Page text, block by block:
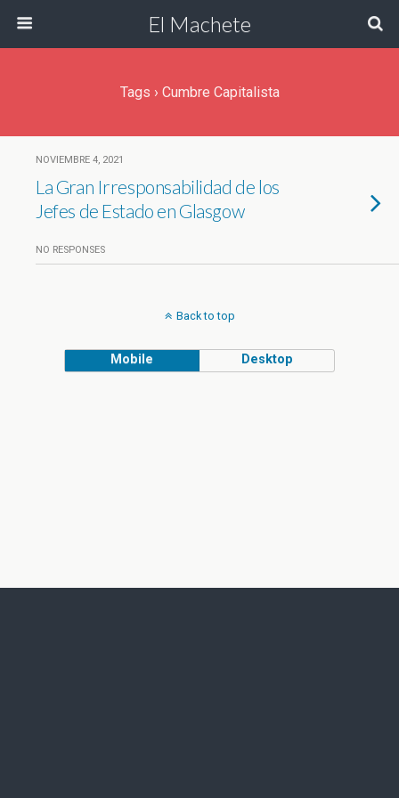
El Machete
Tags › Cumbre Capitalista
NOVIEMBRE 4, 2021
La Gran Irresponsabilidad de los
Jefes de Estado en Glasgow
NO RESPONSES
Back to top
Mobile Desktop